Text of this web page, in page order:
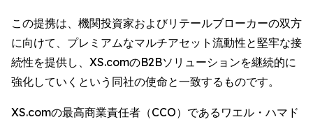
この提携は、機関投資家およびリテールブローカーの双方
に向けて、プレミアムなマルチアセット流動性と堅牢な接
続性を提供し、XS.comのB2Bソリューションを継続的に
強化していくという同社の使命と一致するものです。
XS.comの最高商業責任者（CCO）であるワエル・ハマド